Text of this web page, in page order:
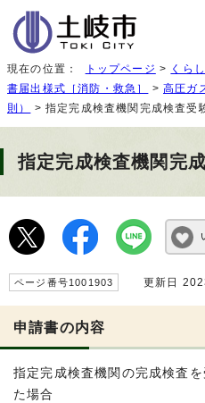
現在の位置： トップページ > くら
書届出様式［消防・救急］
>高圧ガ
則）
> 指定完成検査機関完成検査受
指定完成検査機関完
ページ番号1001903 更新日
申請書の内容
指定完成検査機関の完成検査
た場合